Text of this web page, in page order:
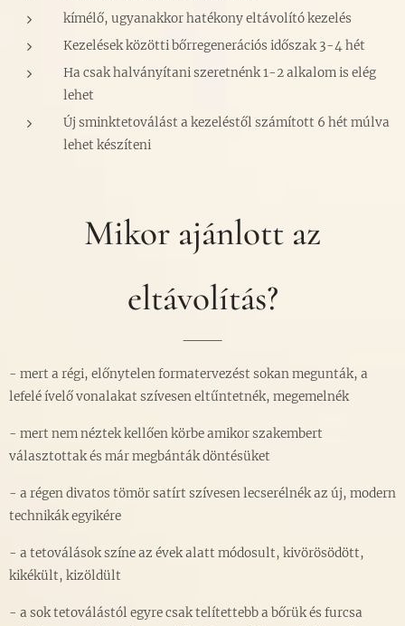
kímélő, ugyanakkor hatékony eltávolító kezelés
Kezelések közötti bőrregenerációs időszak 3-4 hét
Ha csak halványítani szeretnénk 1-2 alkalom is elég
lehet
Új sminktetoválást a kezeléstől számított 6 hét múlva
lehet készíteni
Mikor ajánlott az
eltávolítás?
- mert a régi, előnytelen formatervezést sokan megunták, a
lefelé ívelő vonalakat szívesen eltűntetnék, megemelnék
- mert nem néztek kellően körbe amikor szakembert
választottak és már megbánták döntésüket
- a régen divatos tömör satírt szívesen lecserélnék az új, modern
technikák egyikére
- a tetoválások színe az évek alatt módosult, kivörösödött,
kikékült, kizöldült
- a sok tetoválástól egyre csak telítettebb a bőrük és furcsa